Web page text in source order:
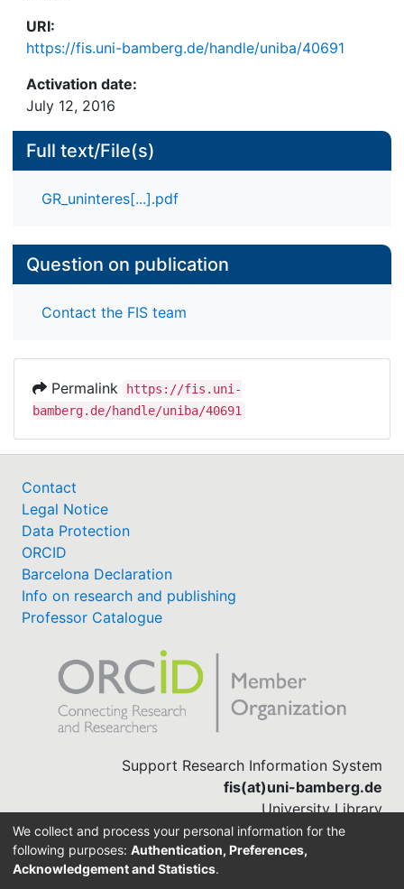
URI:
https://fis.uni-bamberg.de/handle/uniba/40691
Activation date:
July 12, 2016
Full text/File(s)
GR_uninteres[...].pdf
Question on publication
Contact the FIS team
Permalink
https://fis.uni-
bamberg.de/handle/uniba/40691
Contact
Legal Notice
Data Protection
ORCID
Barcelona Declaration
Info on research and publishing
Professor Catalogue
Support Research Information System
fis(at)uni-bamberg.de
University Library
(0951) 863-1568
We collect and process your personal information for the
following purposes: Authentication, Preferences,
Acknowledgement and Statistics.